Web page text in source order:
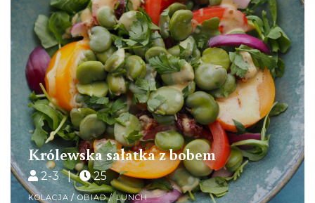
Królewska sałatka z bobem
2-3 | 25
KOLACJA / OBIAD / LUNCH